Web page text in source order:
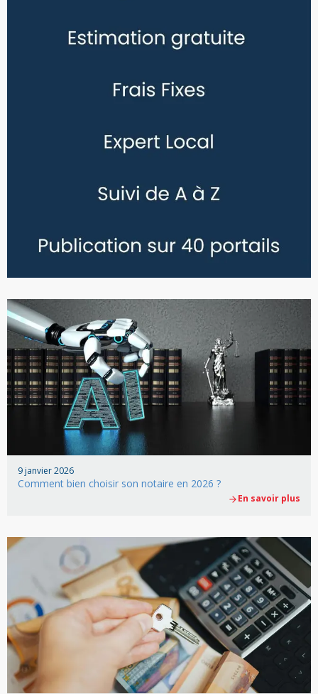
9 janvier 2026
Comment bien choisir son notaire en 2026 ?
En savoir plus